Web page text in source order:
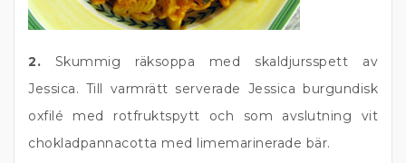
2. Skummig räksoppa med skaldjursspett av
Jessica. Till varmrätt serverade Jessica burgundisk
oxfilé med rotfruktspytt och som avslutning vit
chokladpannacotta med limemarinerade bär.